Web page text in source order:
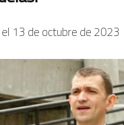
13 de octubre de 2023